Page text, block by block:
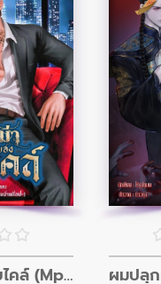
อินิกม่าของเฮียไคล์ (Mpreg)